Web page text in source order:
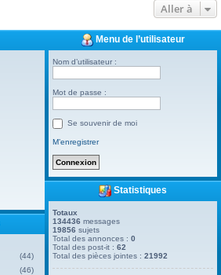
Aller à
(44)
(46)
Menu de l’utilisateur
Nom d’utilisateur :
Mot de passe :
Se souvenir de moi
M’enregistrer
Statistiques
Totaux
134436 messages
19856 sujets
Total des annonces :0
Total des post-it :62
Total des pièces jointes :21992